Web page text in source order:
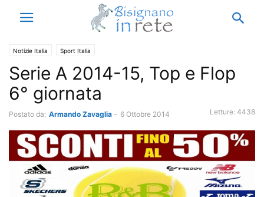
Notizie Italia Sport Italia
Serie A 2014-15, Top e Flop
6° giornata
Postato da: Armando Zavaglia - 6 Ottobre 2014 Letture: 4438